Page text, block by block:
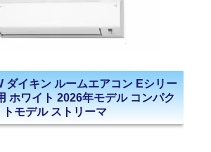
ダイキン ルームエアコン Eシリー
ホワイト 2026年モデル コンパク
トモデル ストリーマ